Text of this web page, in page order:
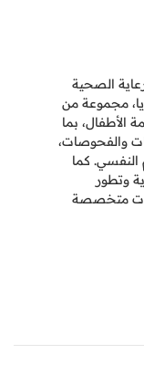
الصحية
مجموعة من
الأطفال، بما
والفحوصات،
النفسي. كما
وتطور
متخصصة